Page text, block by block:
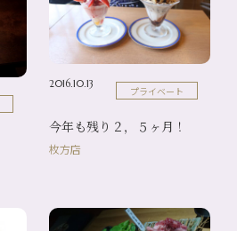
2016.10.13
プライベート
今年も残り２，５ヶ月！
枚方店